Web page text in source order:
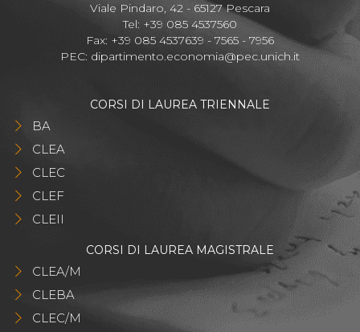
Viale Pindaro, 42 - 65127 Pescara
Tel: +39 085 4537560
Fax: +39 085 4537639 - 7565 - 7956
PEC: dipartimento.economia@pec.unich.it
CORSI DI LAUREA TRIENNALE
BA
CLEA
CLEC
CLEF
CLEII
CORSI DI LAUREA MAGISTRALE
CLEA/M
CLEBA
CLEC/M